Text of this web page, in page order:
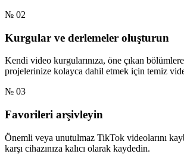
№ 02
Kurgular ve derlemeler oluşturun
Kendi video kurgularınıza, öne çıkan bölümlere
projelerinize kolayca dahil etmek için temiz
№ 03
Favorileri arşivleyin
Önemli veya unutulmaz TikTok videolarını
karşı cihazınıza kalıcı olarak kaydedin.